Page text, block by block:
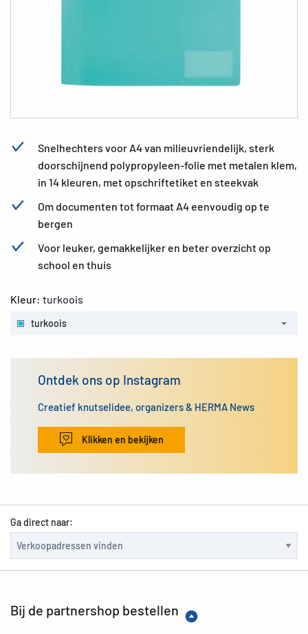
Snelhechters voor A4 van milieuvriendelijk, sterk
doorschijnend polypropyleen-folie met metalen klem,
in 14 kleuren, met opschriftetiket en steekvak
Om documenten tot formaat A4 eenvoudig op te
bergen
Voor leuker, gemakkelijker en beter overzicht op
school en thuis
Kleur: turkoois
turkoois
Ontdek ons op Instagram
Creatief knutselidee, organizers & HERMA News
Klikken en bekijken
Ga direct naar:
Bij de partnershop bestellen